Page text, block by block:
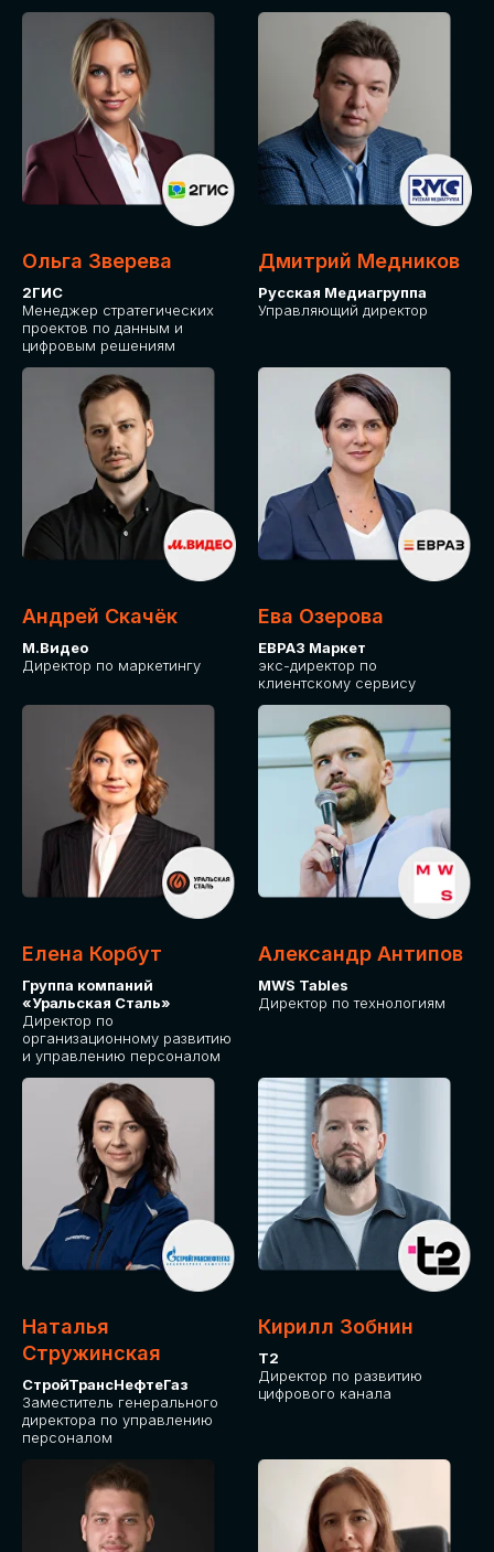
Ольга Зверева
2ГИС
Менеджер стратегических
проектов по данным и
цифровым решениям
Дмитрий Медников
Русская Медиагруппа
Управляющий директор
Андрей Скачёк
М.Видео
Директор по маркетингу
Ева Озерова
ЕВРАЗ Маркет
экс-директор по
клиентскому сервису
Елена Корбут
Группа компаний
«Уральская Сталь»
Директор по
организационному развитию
и управлению персоналом
Александр Антипов
MWS Tables
Директор по технологиям
Наталья
Стружинская
СтройТрансНефтеГаз
Заместитель генерального
директора по управлению
персоналом
Кирилл Зобнин
Т2
Директор по развитию
цифрового канала
Приглашаем стать спикером GLOBAL
TECH FORUM и поделиться своим
опытом и экспертизой. Будем рады
сотрудничеству!
СТАТЬ
СПИКЕРОМ
IT Solutions for Business
СРЕДИ ПАРТНЕРОВ
МЕРОПРИЯТИЯ